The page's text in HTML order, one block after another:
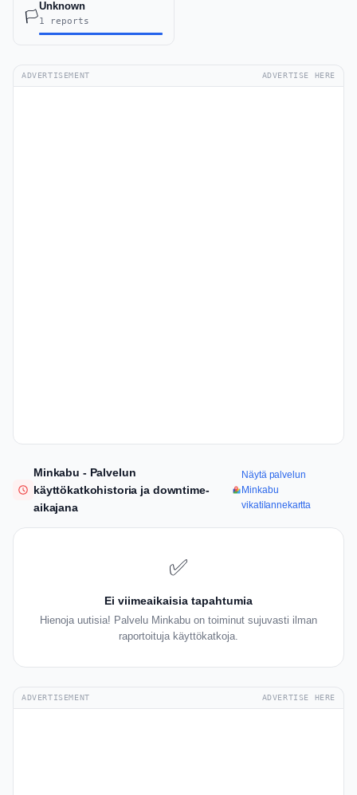
🏳️
Unknown
1 reports
ADVERTISEMENT ADVERTISE HERE
Minkabu - Palvelun
käyttökatkohistoria ja downtime-
aikajana
Näytä palvelun
Minkabu
vikatilannekartta
✅
Ei viimeaikaisia tapahtumia
Hienoja uutisia! Palvelu Minkabu on toiminut sujuvasti ilman
raportoituja käyttökatkoja.
ADVERTISEMENT ADVERTISE HERE